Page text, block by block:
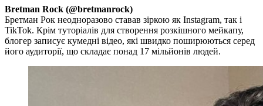
Bretman Rock (@bretmanrock)
Бретман Рок неодноразово ставав зіркою як Іnstagram, так і
TikTok. Крім туторіалів для створення розкішного мейкапу,
блогер записує кумедні відео, які швидко поширюються серед
його аудиторії, що складає понад 17 мільйонів людей.